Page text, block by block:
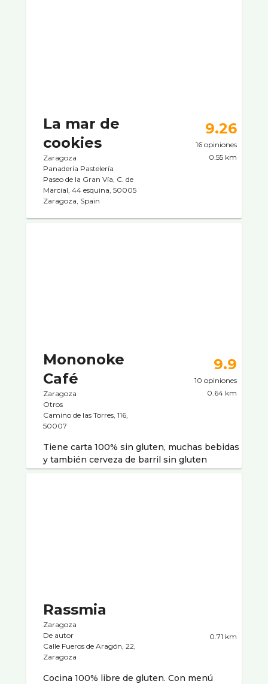
La mar de
cookies
Zaragoza
Panaderí­a Pastelerí­a
Paseo de la Gran Vía, C. de
Marcial, 44 esquina, 50005
Zaragoza, Spain
9.26
16 opiniones
0.55 km
Mononoke
Café
Zaragoza
Otros
Camino de las Torres, 116,
50007
9.9
10 opiniones
0.64 km
Tiene carta 100% sin gluten, muchas bebidas
y también cerveza de barril sin gluten
Rassmia
Zaragoza
De autor
Calle Fueros de Aragón, 22,
Zaragoza
0.71 km
Cocina 100% libre de gluten. Con menú